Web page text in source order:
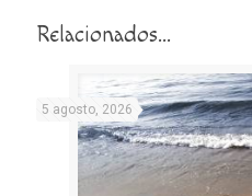
Relacionados...
5 agosto, 2026